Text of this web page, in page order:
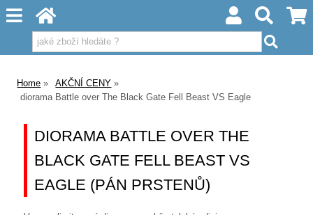
Home
AKČNÍ CENY
diorama Battle over The Black Gate Fell Beast VS Eagle
DIORAMA BATTLE OVER THE
BLACK GATE FELL BEAST VS
EAGLE (PÁN PRSTENŮ)